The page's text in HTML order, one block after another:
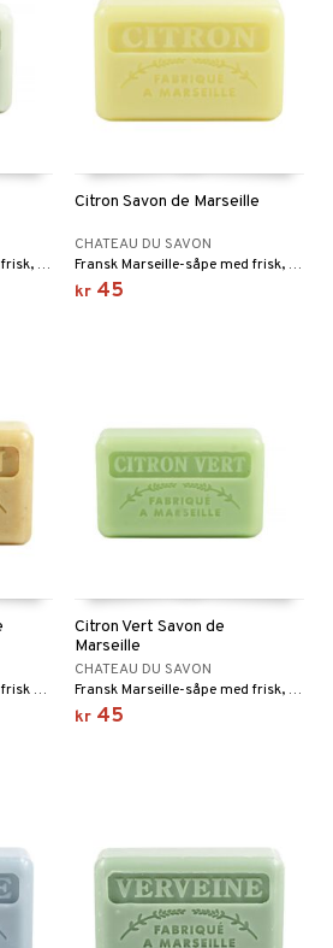
Fransk Marseille-såpe med frisk, oppkvikkende duft av aloe vera.
Citron Savon de Marseille
CHATEAU DU SAVON
Fransk Marseille-såpe med frisk, oppkvikkende duft av sitron.
kr 45
Fransk Marseille-såpe med frisk sitronduft og lett skrubbeeffekt.
Citron Vert Savon de
Marseille
CHATEAU DU SAVON
Fransk Marseille-såpe med frisk, oppkvikkende duft av lime.
kr 45